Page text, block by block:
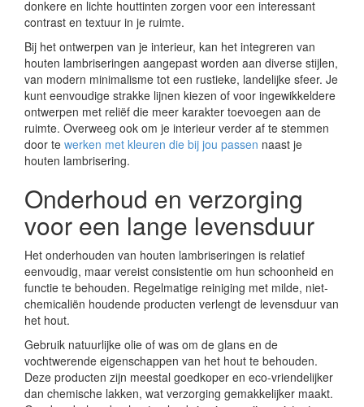
donkere en lichte houttinten zorgen voor een interessant
contrast en textuur in je ruimte.
Bij het ontwerpen van je interieur, kan het integreren van
houten lambriseringen aangepast worden aan diverse stijlen,
van modern minimalisme tot een rustieke, landelijke sfeer. Je
kunt eenvoudige strakke lijnen kiezen of voor ingewikkeldere
ontwerpen met reliëf die meer karakter toevoegen aan de
ruimte. Overweeg ook om je interieur verder af te stemmen
door te werken met kleuren die bij jou passen naast je
houten lambrisering.
Onderhoud en verzorging
voor een lange levensduur
Het onderhouden van houten lambriseringen is relatief
eenvoudig, maar vereist consistentie om hun schoonheid en
functie te behouden. Regelmatige reiniging met milde, niet-
chemicaliën houdende producten verlengt de levensduur van
het hout.
Gebruik natuurlijke olie of was om de glans en de
vochtwerende eigenschappen van het hout te behouden.
Deze producten zijn meestal goedkoper en eco-vriendelijker
dan chemische lakken, wat verzorging gemakkelijker maakt.